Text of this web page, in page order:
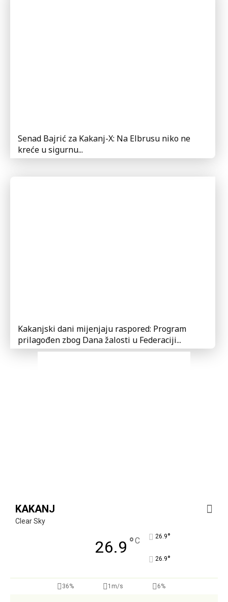
Senad Bajrić za Kakanj-X: Na Elbrusu niko ne
kreće u sigurnu...
Kakanjski dani mijenjaju raspored: Program
prilagođen zbog Dana žalosti u Federaciji...
KAKANJ
Clear Sky
26.9 °C 26.9°
26.9°
36% 1m/s 6%